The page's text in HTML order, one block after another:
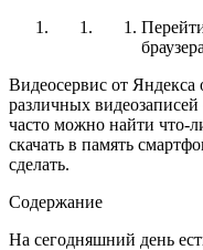
Видеосервис от Яндекса
различных
часто можно найти что-
скачать в память
сделать.
Содержание
На сегодняшний день